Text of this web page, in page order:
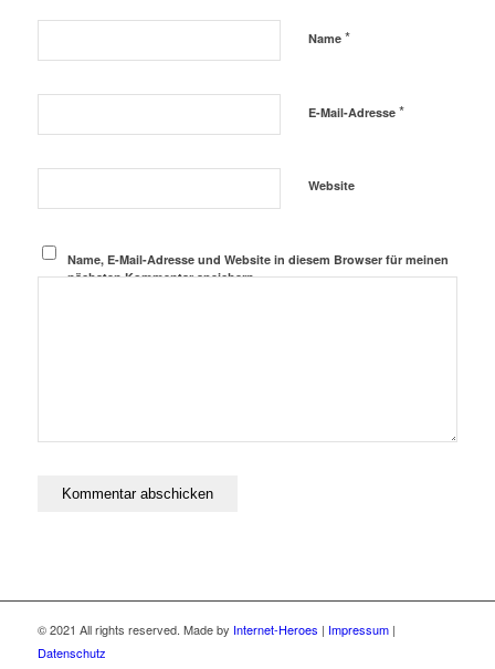
Name *
E-Mail-Adresse *
Website
Name, E-Mail-Adresse und Website in diesem Browser für meinen
nächsten Kommentar speichern.
© 2021 All rights reserved. Made by Internet-Heroes | Impressum|
Datenschutz